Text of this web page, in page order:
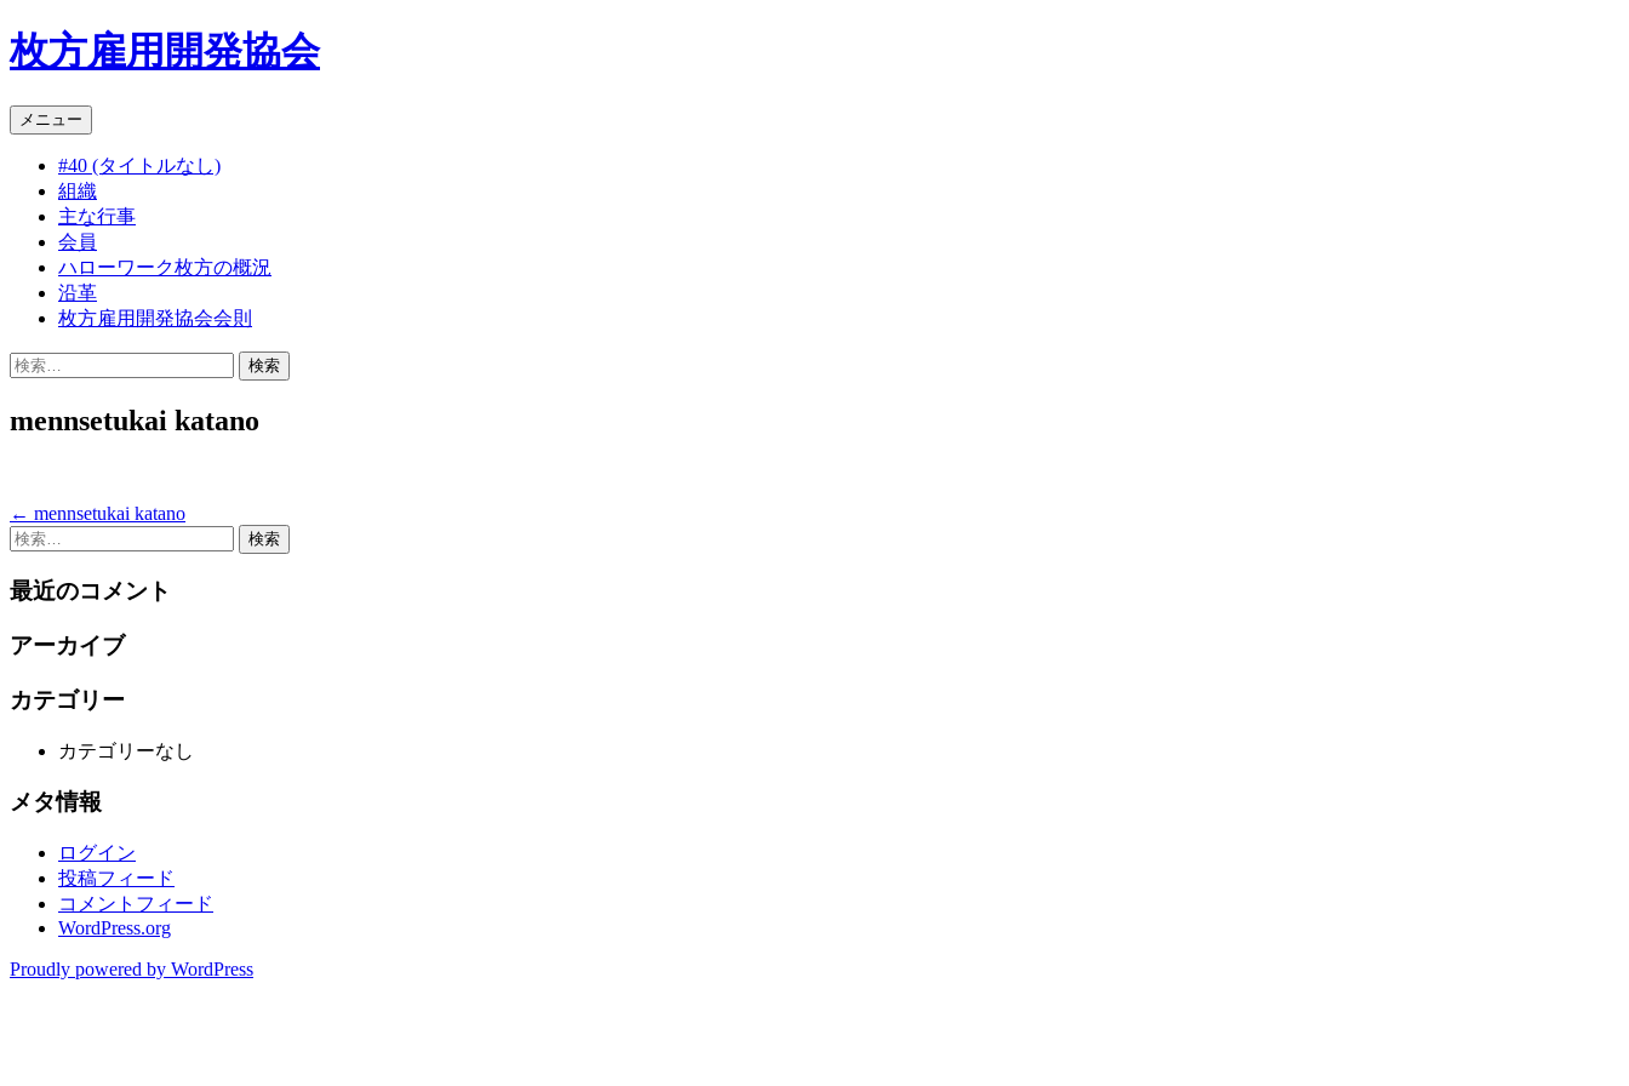
枚方雇用開発協会
メニュー コ
テ
ン
ツ
へ
ス
キ
ッ
#40 (タイトルなし)
組織
主な行事
会員
ハローワーク枚方の概況
沿革
枚方雇用開発協会会則
検
mennsetukai katano
投
稿
ナ
ビ
ー
ョ
← mennsetukai katano
検
最近のコメント
アーカイブ
カテゴリー
カテゴリーなし
メタ情報
ログイン
投稿フィード
コメントフィード
WordPress.org
Proudly powered by WordPress